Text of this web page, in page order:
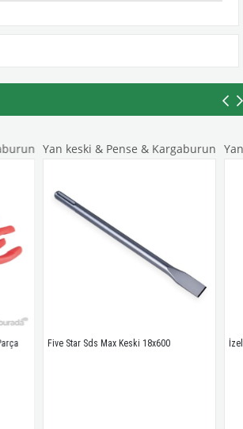
keski & Pense & Kargaburun
Star Sds Max Keski 18x600
Yan keski &